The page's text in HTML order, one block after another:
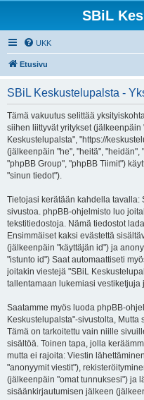
SBiL
UKK
Etusivu
SBiL Keskustelupalsta -
Tämä vakuutus selittää
siihen liittyvät yritykset (jälkeenpäin
Keskustelupalsta", "https://
(jälkeenpäin "he", "heitä", "heidän",
"phpBB Group", "phpBB Tiimit")
"sinun tiedot").
Tietojasi kerätään kahdella tavalla:
sivustoa. phpBB-ohjelmisto luo
tekstitiedostoja. Nämä tiedostot
Ensimmäiset kaksi evästettä
(jälkeenpäin "käyttäjän id") ja
"istunto id") Saat automaattiseti
joitakin viestejä "SBiL
tallentamaan lukemiasi
Saatamme myös luoda phpBB-
Keskustelupalsta"-sivustolta,
Tämä on tarkoitettu vain niille
sisältöä. Toinen tapa, jolla
mutta ei rajoita: Viestin
"anonyymit viestit"),
(jälkeenpäin "omat tunnuksesi") ja
sisäänkirjautumisen jälkeen